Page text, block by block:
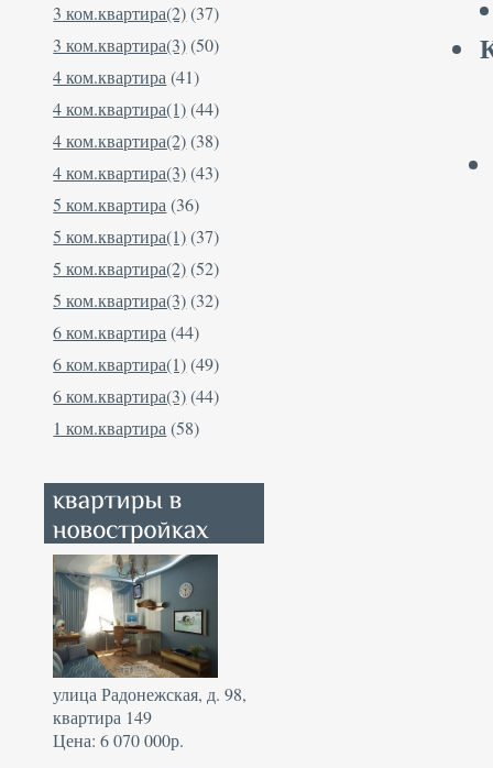
3 ком.квартира(2)(37)
3 ком.квартира(3)(50)
4 ком.квартира (41)
4 ком.квартира(1)(44)
4 ком.квартира(2)(38)
4 ком.квартира(3)(43)
5 ком.квартира (36)
5 ком.квартира(1)(37)
5 ком.квартира(2)(52)
5 ком.квартира(3)(32)
6 ком.квартира (44)
6 ком.квартира(1)(49)
6 ком.квартира(3)(44)
1 ком.квартира (58)
улица Радонежская, д. 98,
квартира 149
Цена: 6 070 000р.